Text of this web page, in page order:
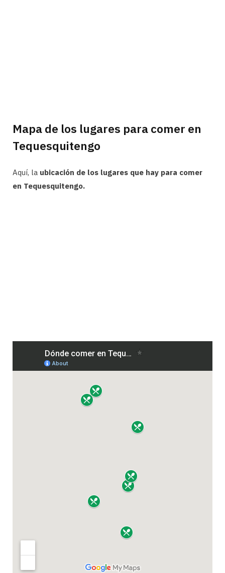
Mapa de los lugares para comer en
Tequesquitengo
Aquí, la ubicación de los lugares que hay para comer
en Tequesquitengo.